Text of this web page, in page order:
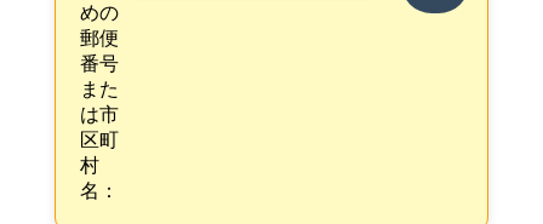
めの
郵便
番号
また
は市
区町
村
名：